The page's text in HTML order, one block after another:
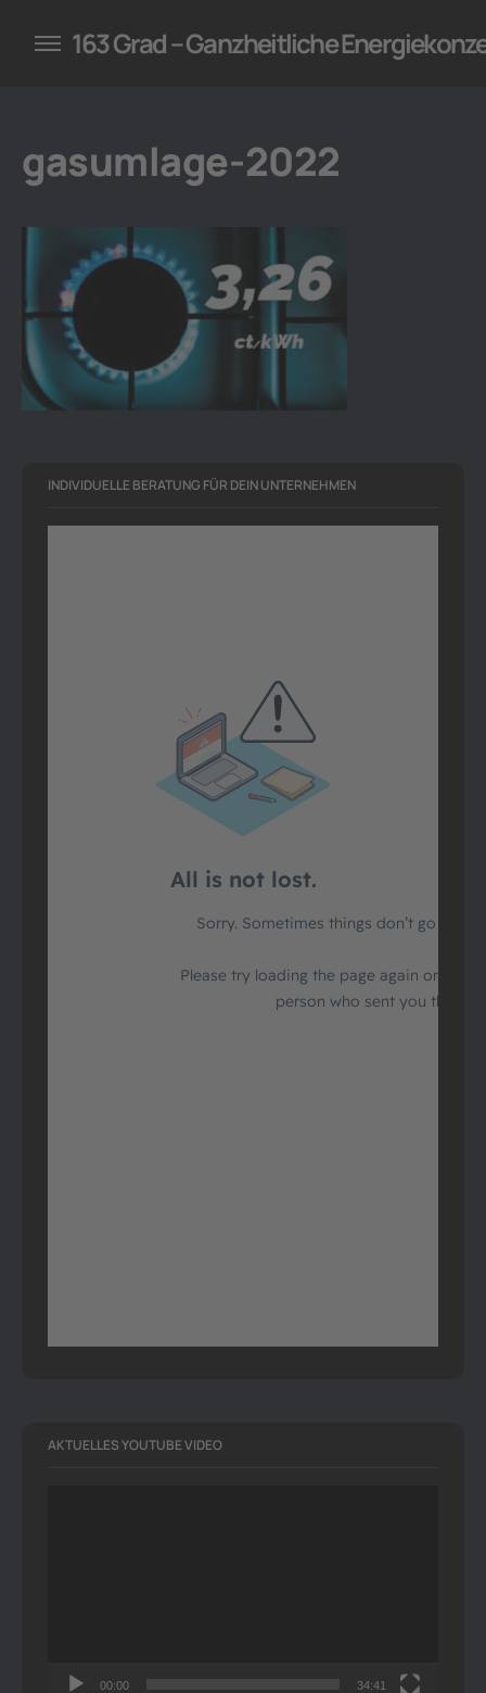
für Unternehmen
163 Grad – Ganzheitliche
gasumlage-2022
INDIVIDUELLE BERATUNG FÜR DEIN UNTERNEHMEN
AKTUELLES YOUTUBE VIDEO
00:00 34:41